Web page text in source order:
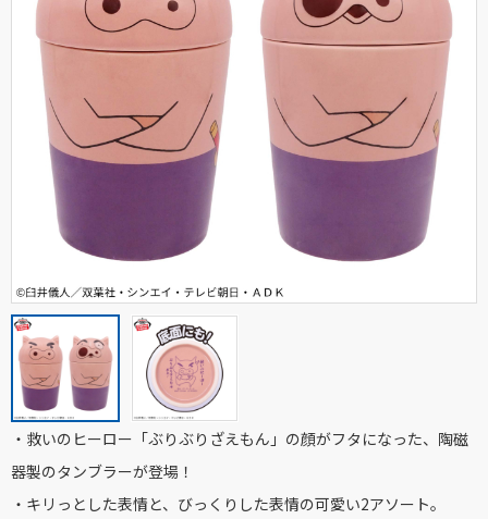
・救いのヒーロー「ぶりぶりざえもん」の顔がフタになった、陶磁
器製のタンブラーが登場！
・キリっとした表情と、びっくりした表情の可愛い2アソート。